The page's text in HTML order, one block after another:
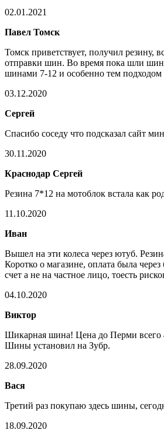
02.01.2021
Павел Томск
Томск приветствует, получил резину,
отправки шин. Во время пока шли
шинами 7-12 и особенно тем
03.12.2020
Сергей
Спасибо соседу что подсказал сайт
30.11.2020
Краснодар Сергей
Резина 7*12 на мотоблок встала как
11.10.2020
Иван
Вышел на эти колеса через ютуб.
Коротко о магазине, оплата была
счет а не на частное лицо, тоесть
04.10.2020
Виктор
Шикарная шина! Цена до Перми всего
Шины установил на Зубр.
28.09.2020
Вася
Третий раз покупаю здесь шины,
18.09.2020